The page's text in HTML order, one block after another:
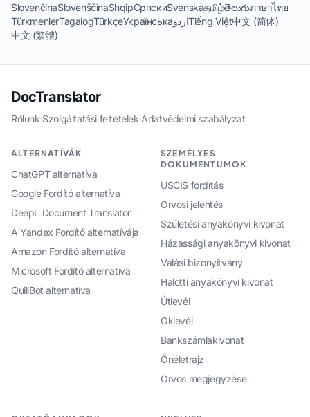
SlovenčinaSlovenščinaShqipСрпскиSvenskaதமிழ்తెలుగుภาษาไทย
TürkmenlerTagalogTürkçeУкраїнськаاردوTiếng Việt中文 (简体)
中文 (繁體)
DocTranslator
Rólunk·Szolgáltatási feltételek·Adatvédelmi szabályzat
ALTERNATÍVÁK
ChatGPT alternatíva
Google Fordító alternatíva
DeepL Document Translator
A Yandex Fordító alternatívája
Amazon Fordító alternatíva
Microsoft Fordító alternatíva
QuillBot alternatíva
SZEMÉLYES
DOKUMENTUMOK
USCIS fordítás
Orvosi jelentés
Születési anyakönyvi kivonat
Házassági anyakönyvi kivonat
Válási bizonyítvány
Halotti anyakönyvi kivonat
Útlevél
Oklevél
Bankszámlakivonat
Önéletrajz
Orvos megjegyzése